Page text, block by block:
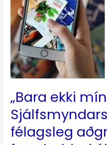
„Bara ekki
félagsleg
félagsleg
aðgreining
og
framhaldsskólaval